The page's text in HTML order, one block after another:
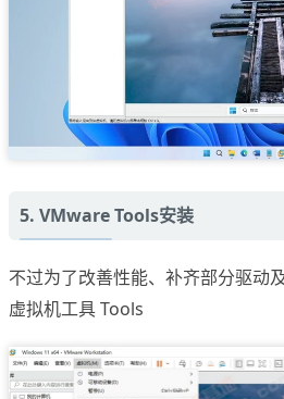
5. VMware Tools安装
不过为了改善性能、补齐部分驱动
虚拟机工具 Tools